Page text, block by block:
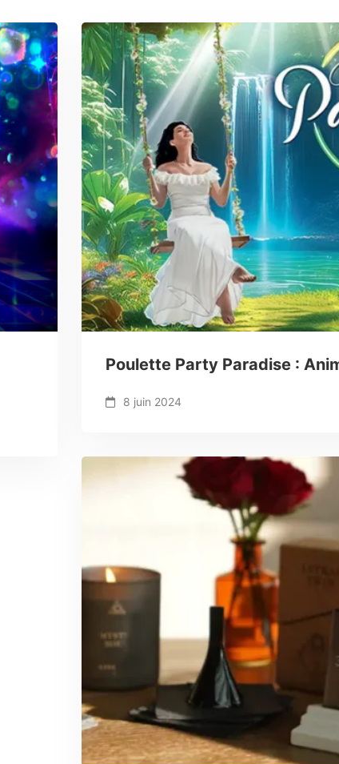
Poulette Party Paradise :
8 juin 2024